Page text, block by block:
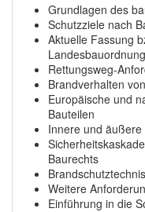
Grundlagen des
Schutzziele nach
Aktuelle Fassung
Landesbauordnung
Rettungsweg-
Brandverhalten
Europäische und
Bauteilen
Innere und
Baurechts
Weitere
Einführung in die